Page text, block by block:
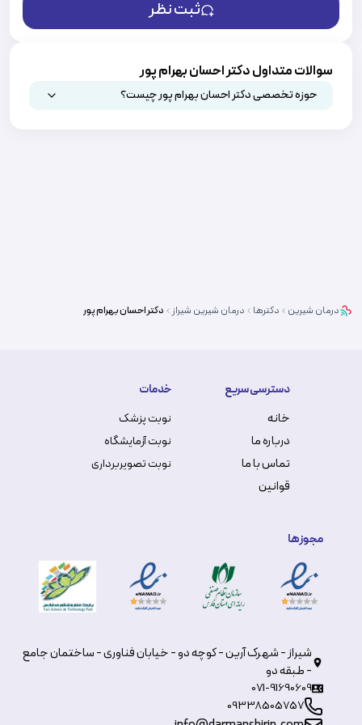
ثبت نظر
سوالات متداول دکتر احسان بهرام پور
حوزه تخصصی دکتر احسان بهرام پور چیست؟
درمان شیرین دکترها درمان شیرین شیراز دکتراحسان بهرام پور
دسترسی سریع
خانه
درباره ما
تماس با ما
قوانین
خدمات
نوبت پزشک
نوبت آزمایشگاه
نوبت تصویربرداری
مجوزها
شیراز - شهرک آرین - کوچه دو - خیابان فناوری - ساختمان جامع
- طبقه دو
071-91690609
09338505757